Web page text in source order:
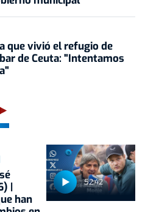
que vivió el refugio de
de Ceuta: "Intentamos
52:42
|
han